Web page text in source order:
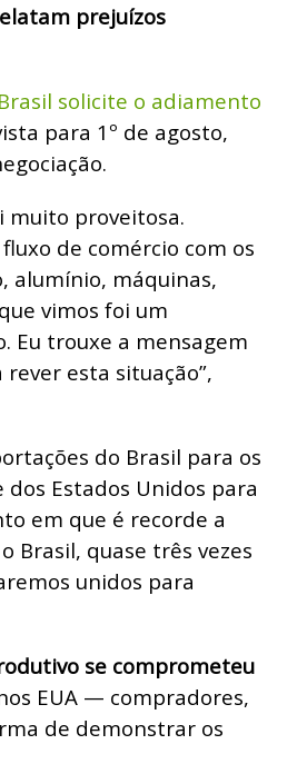
prejuízos
Brasil solicite o adiamento
para 1º de agosto,
muito proveitosa.
de comércio com os
alumínio, máquinas,
vimos foi um
Eu trouxe a mensagem
esta situação”,
do Brasil para os
Estados Unidos para
em que é recorde a
Brasil, quase três vezes
unidos para
se comprometeu
EUA — compradores,
de demonstrar os